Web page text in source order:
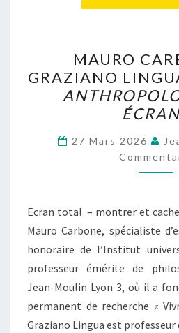
&
UNE
MAURO
GRAZIANO
27 Mars 2026
Ecran total – montrer et
Mauro Carbone, spécialiste
honoraire de l’Institut
professeur émérite de
Jean-Moulin Lyon 3, où il a
permanent de recherche «
Graziano Lingua est